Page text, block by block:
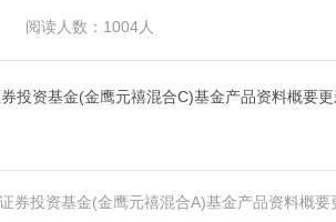
阅读人数：1004人
投资基金(金鹰元禧混合C)基金产品资料概要
券投资基金(金鹰元禧混合A)基金产品资料概要